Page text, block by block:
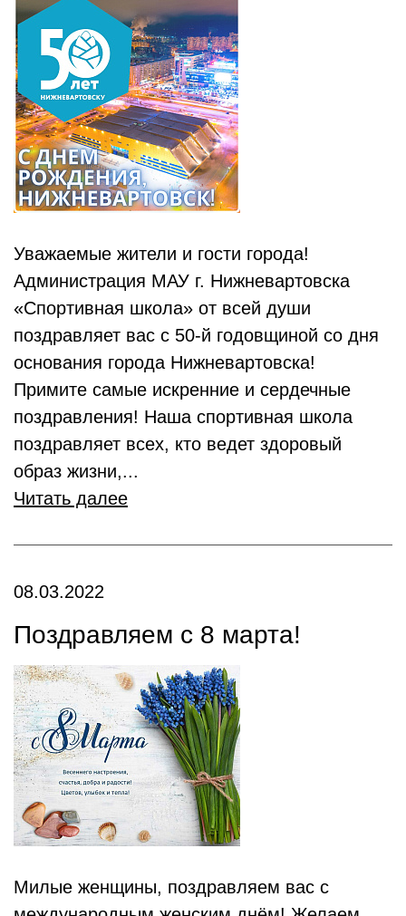
Уважаемые жители и гости города!
Администрация МАУ г. Нижневартовска
«Спортивная школа» от всей души
поздравляет вас с 50-й годовщиной со дня
основания города Нижневартовска!
Примите самые искренние и сердечные
поздравления! Наша спортивная школа
поздравляет всех, кто ведет здоровый
образ жизни,...
Читать далее
08.03.2022
Поздравляем с 8 марта!
Милые женщины, поздравляем вас с